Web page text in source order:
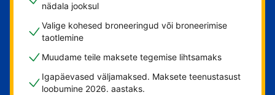
nädala jooksul
Valige kohesed broneeringud või broneerimise
taotlemine
Muudame teile maksete tegemise lihtsamaks
Igapäevased väljamaksed. Maksete teenustasust
loobumine 2026. aastaks.